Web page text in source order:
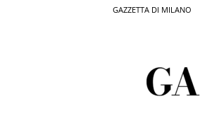
GAZZETTA DI MILANO